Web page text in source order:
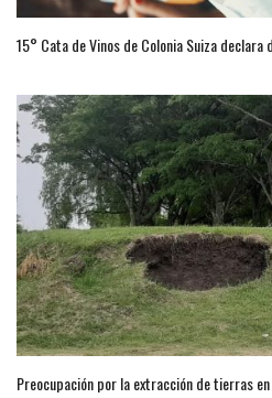
15° Cata de Vinos de Colonia Suiza
Preocupación por la extracción de tierras